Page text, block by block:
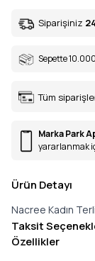
Siparişiniz
Sepette 10.000
Tüm
Marka Park
yararlanmak
Ürün Detayı
Nacree Kadın
Taksit
Özellikler